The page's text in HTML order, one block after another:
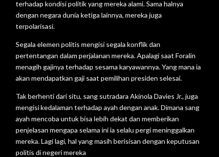
terhadap kondisi politik yang mereka alami. Sama halnya
dengan negara dunia ketiga lainnya, mereka juga
terpolarisasi.
Segala elemen politis mengisi segala konflik dan
pertentangan dalam perjalanan mereka. Apalagi saat Foralin
menagih gajinya terhadap sesama karyawannya. Yang mana ia
akan mendapatkan gaji saat pemilihan presiden selesai.
Tak berhenti dari situ, sang sutradara Akinola Davies Jr., juga
mengisi kedalaman terhadap ayah dengan anak. Dimana sang
ayah mencoba untuk bisa lebih dekat dan memberikan
penjelasan mengapa selama ini ia selalu pergi meninggalkan
mereka. Lagi lagi, hal yang masih berisisan dengan keputusan
politis di negeri mereka